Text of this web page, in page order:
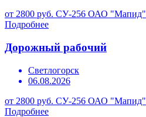
от 2800 руб. СУ-256 ОАО "Мапид"
Подробнее
Дорожный рабочий
Светлогорск
06.08.2026
от 2800 руб. СУ-256 ОАО "Мапид"
Подробнее